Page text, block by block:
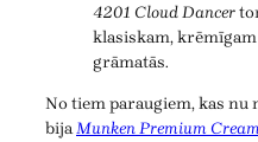
4201 Cloud Dancer
klasiskam,
grāmatās.
No tiem paraugiem, kas nu
bijaMunken Premium